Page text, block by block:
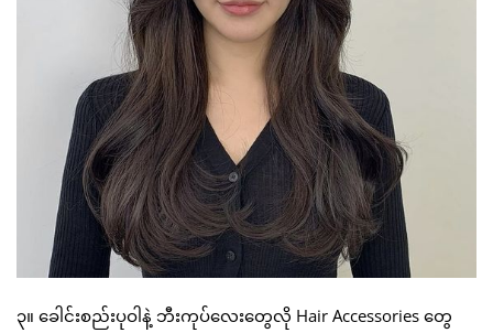
၃။ ခေါင်းစည်းပုဝါနဲ့ ဘီးကုပ်လေးတွေလို Hair Accessories တွေ